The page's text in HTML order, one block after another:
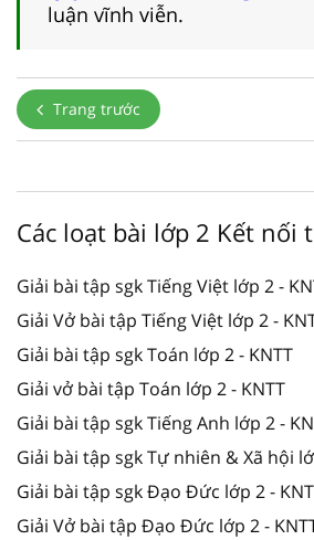
luận vĩnh viễn.
Trang trước
Các loạt bài lớp 2 Kết nối
Giải bài tập sgk Tiếng Việt lớp 2 -
Giải Vở bài tập Tiếng Việt lớp 2 -
Giải bài tập sgk Toán lớp 2 - KNTT
Giải vở bài tập Toán lớp 2 - KNTT
Giải bài tập sgk Tiếng Anh lớp 2 -
Giải bài tập sgk Tự nhiên & Xã hội
Giải bài tập sgk Đạo Đức lớp 2 -
Giải Vở bài tập Đạo Đức lớp 2 -